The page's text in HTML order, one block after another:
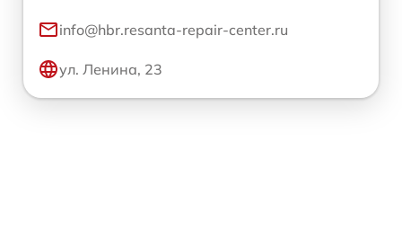
info@hbr.resanta-repair-center.ru
ул. Ленина, 23